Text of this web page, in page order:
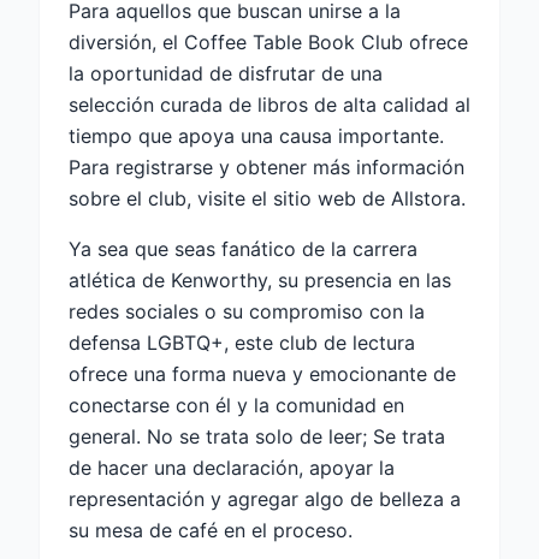
Para aquellos que buscan unirse a la
diversión, el Coffee Table Book Club ofrece
la oportunidad de disfrutar de una
selección curada de libros de alta calidad al
tiempo que apoya una causa importante.
Para registrarse y obtener más información
sobre el club, visite el sitio web de Allstora.
Ya sea que seas fanático de la carrera
atlética de Kenworthy, su presencia en las
redes sociales o su compromiso con la
defensa LGBTQ+, este club de lectura
ofrece una forma nueva y emocionante de
conectarse con él y la comunidad en
general. No se trata solo de leer; Se trata
de hacer una declaración, apoyar la
representación y agregar algo de belleza a
su mesa de café en el proceso.